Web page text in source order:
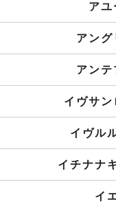
アユ
アング
アンテ
イヴサン
イヴル
イチナナ
イ